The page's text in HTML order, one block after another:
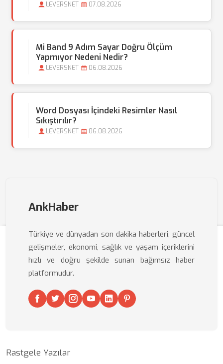
LEVERSNET 07.08.2026
Mi Band 9 Adım Sayar Doğru Ölçüm
Yapmıyor Nedeni Nedir?
LEVERSNET 06.08.2026
Word Dosyası İçindeki Resimler Nasıl
Sıkıştırılır?
LEVERSNET 06.08.2026
AnkHaber
Türkiye ve dünyadan son dakika haberleri, güncel
gelişmeler, ekonomi, sağlık ve yaşam içeriklerini
hızlı ve doğru şekilde sunan bağımsız haber
platformudur.
Rastgele Yazılar